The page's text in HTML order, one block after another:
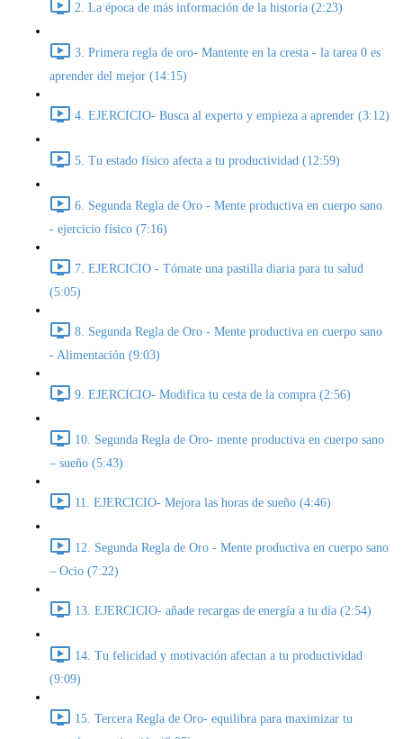
2. La época de más información de la historia (2:23)
3. Primera regla de oro- Mantente en la cresta - la tarea 0 es
aprender del mejor (14:15)
4. EJERCICIO- Busca al experto y empieza a aprender (3:12)
5. Tu estado físico afecta a tu productividad (12:59)
6. Segunda Regla de Oro - Mente productiva en cuerpo sano
- ejercicio físico (7:16)
7. EJERCICIO - Tómate una pastilla diaria para tu salud
(5:05)
8. Segunda Regla de Oro - Mente productiva en cuerpo sano
- Alimentación (9:03)
9. EJERCICIO- Modifica tu cesta de la compra (2:56)
10. Segunda Regla de Oro- mente productiva en cuerpo sano
– sueño (5:43)
11. EJERCICIO- Mejora las horas de sueño (4:46)
12. Segunda Regla de Oro - Mente productiva en cuerpo sano
– Ocio (7:22)
13. EJERCICIO- añade recargas de energía a tu día (2:54)
14. Tu felicidad y motivación afectan a tu productividad
(9:09)
15. Tercera Regla de Oro- equilibra para maximizar tu